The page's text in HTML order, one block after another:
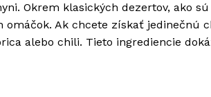
Okrem klasických dezertov, ako
Ak chcete získať jedinečnú
alebo chili. Tieto ingrediencie